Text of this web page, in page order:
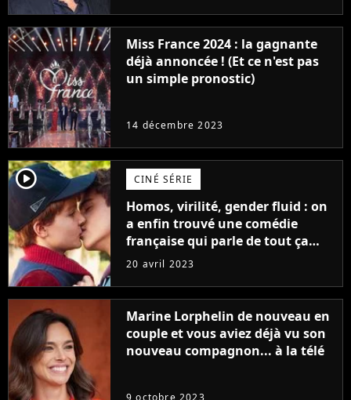
Miss France 2024 : la gagnante
déjà annoncée ! (Et ce n'est pas
un simple pronostic)
14 décembre 2023
player2 CINÉ SÉRIE
Homos, virilité, gender fluid : on
a enfin trouvé une comédie
française qui parle de tout ça
sans être super ringarde
20 avril 2023
Marine Lorphelin de nouveau en
couple et vous aviez déjà vu son
nouveau compagnon... à la télé